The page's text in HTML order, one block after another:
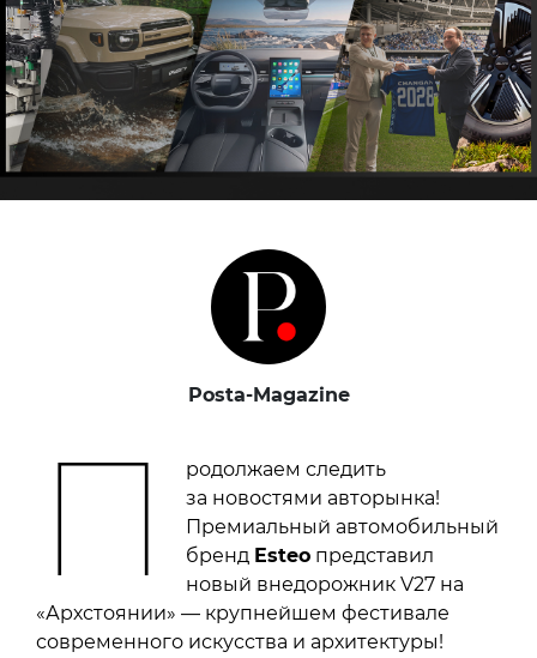
Posta-Magazine
П
родолжаем следить
за новостями авторынка!
Премиальный автомобильный
бренд Esteo представил
новый внедорожник V27 на
«Архстоянии» — крупнейшем фестивале
современного искусства и архитектуры!